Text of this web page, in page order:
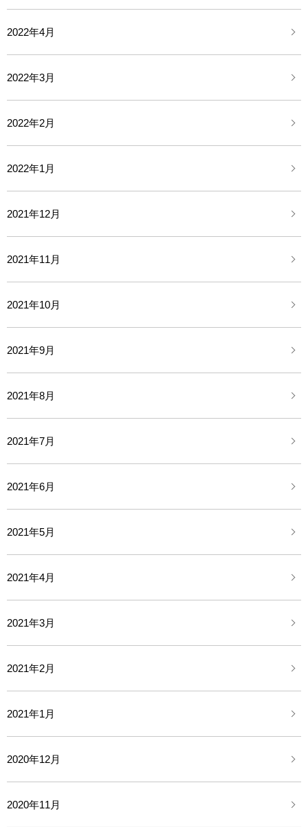
2022年4月
2022年3月
2022年2月
2022年1月
2021年12月
2021年11月
2021年10月
2021年9月
2021年8月
2021年7月
2021年6月
2021年5月
2021年4月
2021年3月
2021年2月
2021年1月
2020年12月
2020年11月